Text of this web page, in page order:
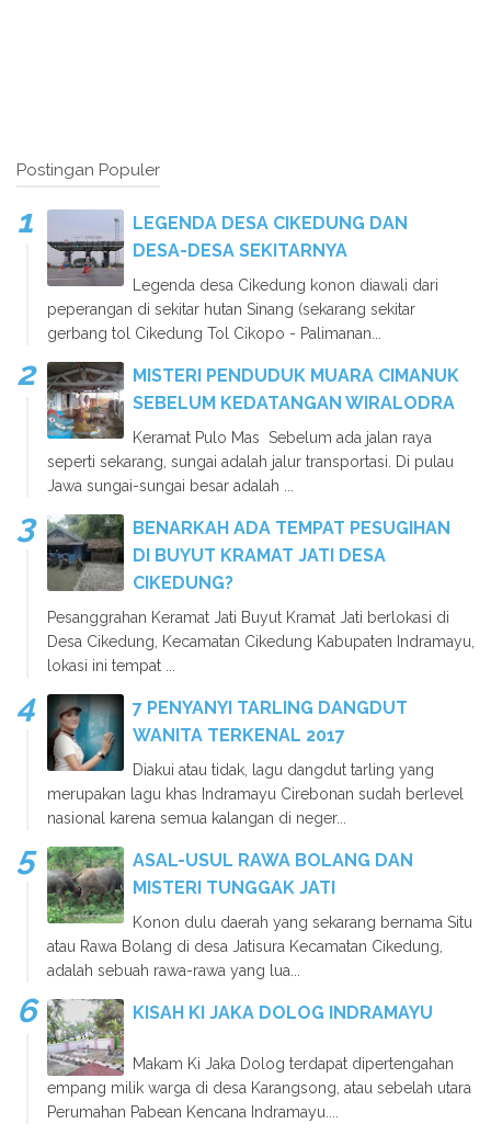
Postingan Populer
LEGENDA DESA CIKEDUNG DAN
DESA-DESA SEKITARNYA
Legenda desa Cikedung konon diawali dari
peperangan di sekitar hutan Sinang (sekarang sekitar
gerbang tol Cikedung Tol Cikopo - Palimanan...
MISTERI PENDUDUK MUARA CIMANUK
SEBELUM KEDATANGAN WIRALODRA
Keramat Pulo Mas Sebelum ada jalan raya
seperti sekarang, sungai adalah jalur transportasi. Di pulau
Jawa sungai-sungai besar adalah ...
BENARKAH ADA TEMPAT PESUGIHAN
DI BUYUT KRAMAT JATI DESA
CIKEDUNG?
Pesanggrahan Keramat Jati Buyut Kramat Jati berlokasi di
Desa Cikedung, Kecamatan Cikedung Kabupaten Indramayu,
lokasi ini tempat ...
7 PENYANYI TARLING DANGDUT
WANITA TERKENAL 2017
Diakui atau tidak, lagu dangdut tarling yang
merupakan lagu khas Indramayu Cirebonan sudah berlevel
nasional karena semua kalangan di neger...
ASAL-USUL RAWA BOLANG DAN
MISTERI TUNGGAK JATI
Konon dulu daerah yang sekarang bernama Situ
atau Rawa Bolang di desa Jatisura Kecamatan Cikedung,
adalah sebuah rawa-rawa yang lua...
KISAH KI JAKA DOLOG INDRAMAYU
Makam Ki Jaka Dolog terdapat dipertengahan
empang milik warga di desa Karangsong, atau sebelah utara
Perumahan Pabean Kencana Indramayu....